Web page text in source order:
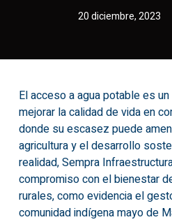
20 diciembre, 2023
El acceso a agua potable es
mejorar la calidad de vida en
donde su escasez puede
agricultura y el desarrollo
realidad, Sempra
compromiso con el bienestar
rurales, como evidencia el
comunidad indígena mayo de